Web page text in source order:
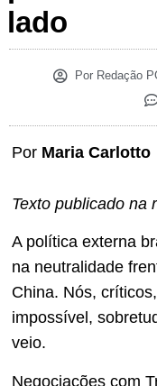
lado
PorRedação
Por Maria Carlotto
Texto publicado na
A política externa
na neutralidade
China. Nós,
impossível,
veio.
Negociações com